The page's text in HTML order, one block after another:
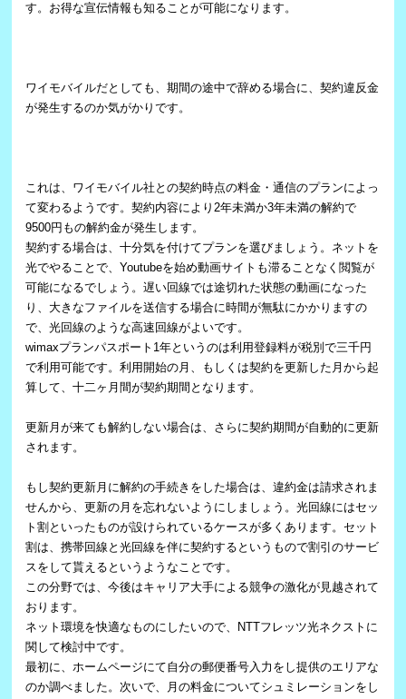
す。お得な宣伝情報も知ることが可能になります。
ワイモバイルだとしても、期間の途中で辞める場合に、契約違反金
が発生するのか気がかりです。
これは、ワイモバイル社との契約時点の料金・通信のプランによっ
て変わるようです。契約内容により2年未満か3年未満の解約で
9500円もの解約金が発生します。
契約する場合は、十分気を付けてプランを選びましょう。ネットを
光でやることで、Youtubeを始め動画サイトも滞ることなく閲覧が
可能になるでしょう。遅い回線では途切れた状態の動画になった
り、大きなファイルを送信する場合に時間が無駄にかかりますの
で、光回線のような高速回線がよいです。
wimaxプランパスポート1年というのは利用登録料が税別で三千円
で利用可能です。利用開始の月、もしくは契約を更新した月から起
算して、十二ヶ月間が契約期間となります。
更新月が来ても解約しない場合は、さらに契約期間が自動的に更新
されます。
もし契約更新月に解約の手続きをした場合は、違約金は請求されま
せんから、更新の月を忘れないようにしましょう。光回線にはセッ
ト割といったものが設けられているケースが多くあります。セット
割は、携帯回線と光回線を伴に契約するというもので割引のサービ
スをして貰えるというようなことです。
この分野では、今後はキャリア大手による競争の激化が見越されて
おります。
ネット環境を快適なものにしたいので、NTTフレッツ光ネクストに
関して検討中です。
最初に、ホームページにて自分の郵便番号入力をし提供のエリアな
のか調べました。次いで、月の料金についてシュミレーションをし